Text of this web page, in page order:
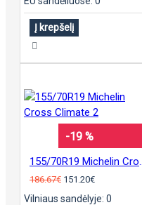
Į krepšelį
-19 %
186.67€ 151.20€
Vilniaus sandėlyje: 0